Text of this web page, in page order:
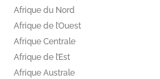
Afrique du Nord
Afrique de l’Ouest
Afrique Centrale
Afrique de l’Est
Afrique Australe